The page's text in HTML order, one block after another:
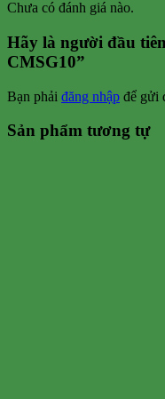
Chưa có đánh giá nào.
Hãy là người đầu
CMSG10”
Bạn phải đăng nhập để gửi
Sản phẩm tương tự